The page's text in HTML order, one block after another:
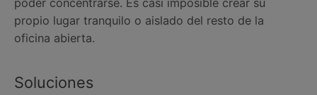
poder concentrarse. Es casi imposible crear su
propio lugar tranquilo o aislado del resto de la
oficina abierta.
Soluciones